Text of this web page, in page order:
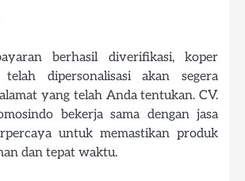
berhasil diverifikasi, koper
dipersonalisasi akan segera
yang telah Anda tentukan. CV.
bekerja sama dengan jasa
untuk memastikan produk
dan tepat waktu.